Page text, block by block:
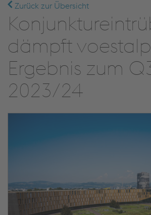
Zurück zur Übersicht
dämpft
Ergebnis zum
2023/24